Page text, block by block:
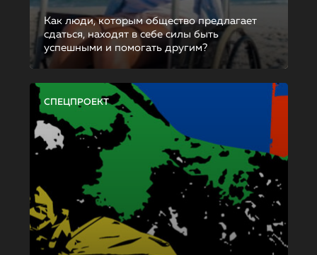
Как люди, которым общество предлагает
сдаться, находят в себе силы быть
успешными и помогать другим?
СПЕЦПРОЕКТ